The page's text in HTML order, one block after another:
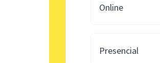
Online
Presencial